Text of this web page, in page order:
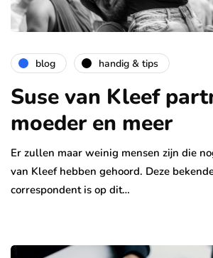
blog handig & tips
Suse van Kleef
moeder en meer
Er zullen maar weinig mensen zijn die
van Kleef hebben gehoord. Deze
correspondent is op dit…